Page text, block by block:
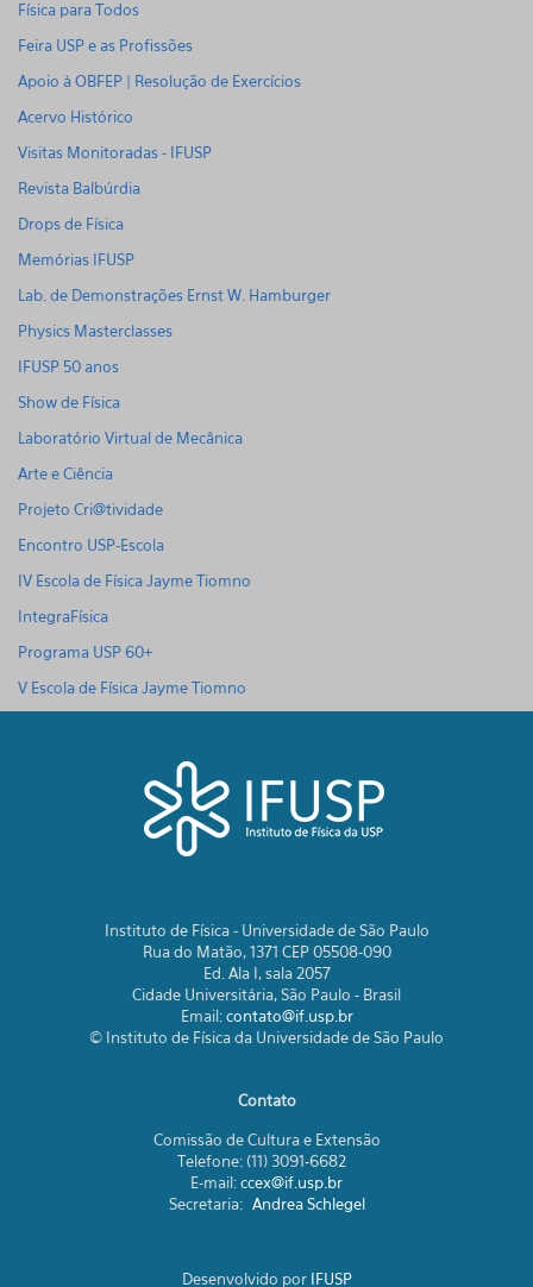
Física para Todos
Feira USP e as Profissões
Apoio à OBFEP | Resolução de Exercícios
Acervo Histórico
Visitas Monitoradas - IFUSP
Revista Balbúrdia
Drops de Física
Memórias IFUSP
Lab. de Demonstrações Ernst W. Hamburger
Physics Masterclasses
IFUSP 50 anos
Show de Física
Laboratório Virtual de Mecânica
Arte e Ciência
Projeto Cri@tividade
Encontro USP-Escola
IV Escola de Física Jayme Tiomno
IntegraFísica
Programa USP 60+
V Escola de Física Jayme Tiomno
Instituto de Física - Universidade de São Paulo
Rua do Matão, 1371 CEP 05508-090
Ed. Ala I, sala 2057
Cidade Universitária, São Paulo - Brasil
Email:contato@if.usp.br
© Instituto de Física da Universidade de São Paulo
Contato
Comissão de Cultura e Extensão
Telefone: (11) 3091-6682
E-mail:ccex@if.usp.br
Secretaria: Andrea Schlegel
Desenvolvido por IFUSP